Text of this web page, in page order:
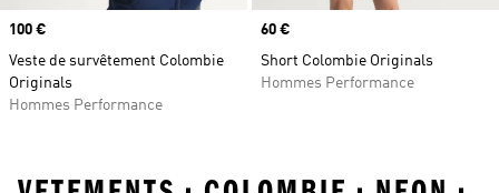
Prix
100 €
Veste de survêtement Colombie
Originals
Hommes Performance
Prix
60 €
Short Colombie Originals
Hommes Performance